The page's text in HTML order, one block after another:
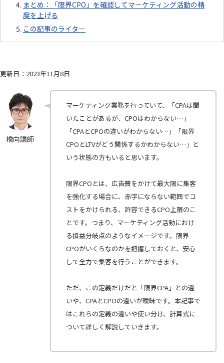
まとめ：「限界CPO」を確認してマーケティング活動の精
度を上げる
この記事のライター
更新日：2023年11月8日
橋向講師
マーケティング業務を行っていて、「CPAは聞
いたことがあるが、CPOはわからない…」
「CPAとCPOの違いがわからない…」「限界
CPOとLTVがどう関係するかわからない…」と
いう状態の方もいると思います。
限界CPOとは、広告費をかけて最大限に集客
を強化する場合に、赤字にならない範囲でコ
ストをかけられる、許容できるCPO上限のこ
とです。つまり、マーケティング活動におけ
る損益分岐点のようなイメージです。限界
CPOがいくらなのかを把握しておくと、安心
して全力で集客を行うことができます。
ただ、この定義だけだと「限界CPA」との違
いや、CPAとCPOの違いが曖昧です。本記事で
はこれらの定義の違いや使い分け、計算式に
ついて詳しく解説していきます。